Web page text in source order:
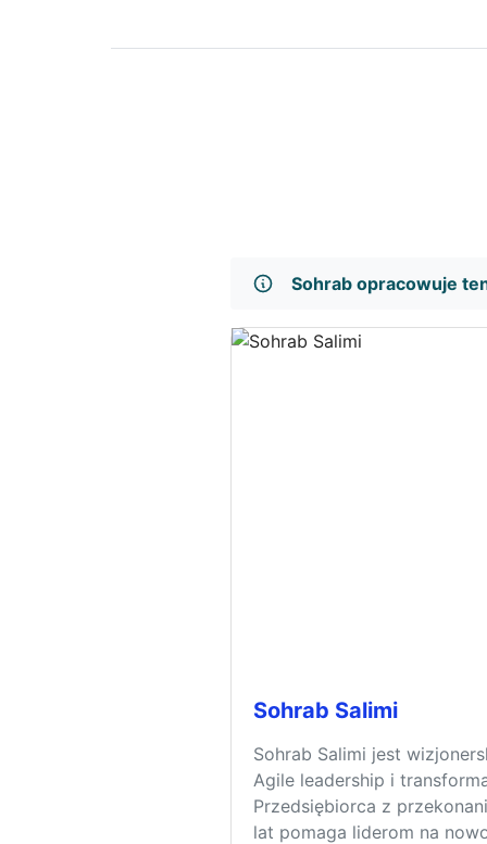
Sohrab opracowuje
Sohrab Salimi
Sohrab Salimi jest
Agile leadership i
Przedsiębiorca z
lat pomaga liderom na